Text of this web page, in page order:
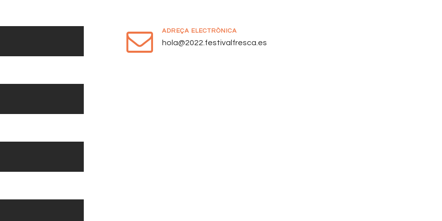
ADREÇA ELECTRÒNICA
hola@2022.festivalfresca.es